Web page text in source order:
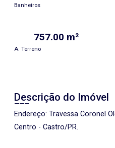
Banheiros
757.00 m²
A. Terreno
Descrição do Imóvel
Endereço: Travessa Coronel
Centro - Castro/PR.